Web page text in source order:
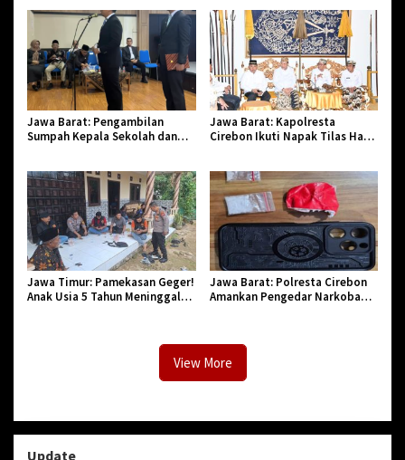
Jawa Barat: Pengambilan
Sumpah Kepala Sekolah dan
Pendidikan dan Birokrasi
Jawa Barat: Kapolresta
Cirebon Ikuti Napak Tilas Hari
Jawa Timur: Pamekasan Geger!
Anak Usia 5 Tahun Meninggal
Jawa Barat: Polresta Cirebon
Amankan Pengedar Narkoba
View More
Update